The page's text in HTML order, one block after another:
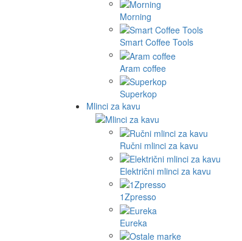
Morning
Smart Coffee Tools
Aram coffee
Superkop
Mlinci za kavu
Ručni mlinci za kavu
Električni mlinci za kavu
1Zpresso
Eureka